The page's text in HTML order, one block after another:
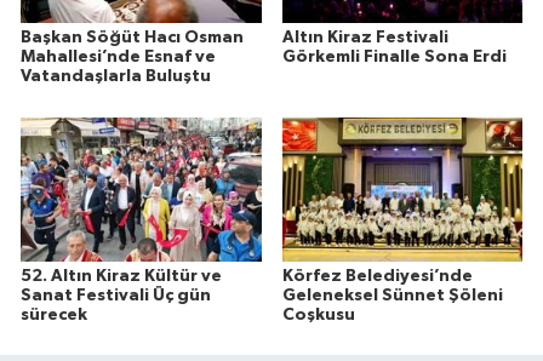
Başkan Söğüt Hacı Osman
Mahallesi’nde Esnaf ve
Vatandaşlarla Buluştu
Altın Kiraz Festivali
Görkemli Finalle Sona Erdi
52. Altın Kiraz Kültür ve
Sanat Festivali Üç gün
sürecek
Körfez Belediyesi’nde
Geleneksel Sünnet Şöleni
Coşkusu